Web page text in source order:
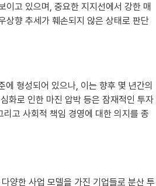
고 있으며, 중요한 지지선에서 강한 매
상향 추세가 훼손되지 않은 상태로 판단
형성되어 있으나, 이는 향후 몇 년간의
화로 인한 마진 압박 등은 잠재적인 투자
고 사회적 책임 경영에 대한 의지를 종
양한 사업 모델을 가진 기업들로 분산 투